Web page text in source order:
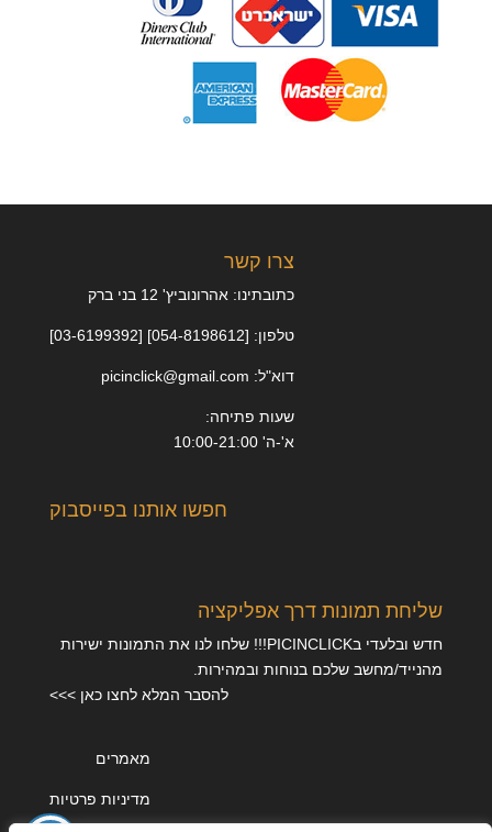
צרו קשר
כתובתינו: אהרונוביץ' 12 בני ברק
טלפון: [054-8198612] [03-6199392]
דוא"ל: picinclick@gmail.com
שעות פתיחה:
א'-ה' 10:00-21:00
חפשו אותנו בפייסבוק
שליחת תמונות דרך אפליקציה
חדש ובלעדי בPICINCLICK!!! שלחו לנו את התמונות ישירות
מהנייד/מחשב שלכם בנוחות ובמהירות.
להסבר המלא לחצו כאן >>>
מאמרים
מדיניות פרטיות